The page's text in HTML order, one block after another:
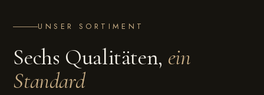
UNSER SORTIMENT
Sechs Qualitäten, ein
Standard